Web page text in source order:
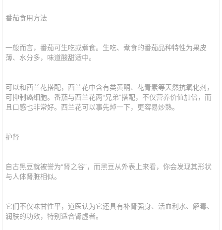
番茄食用方法
一般而言，番茄可生吃或煮食。生吃、煮食的番茄品种特性为果皮
薄、水分多，味道酸甜适中。
可以和西兰花搭配，西兰花中含有类黄酮、花青素等天然抗氧化剂，
可抑制癌细胞。番茄与西兰花两“兄弟”搭配，不仅营养价值加倍，而
且口感也非常好。西兰花可以事先焯一下，更容易炒熟。
护肾
自古黑豆就被誉为“肾之谷”，而黑豆从外表上来看，你会发现其形状
与人体肾脏相似。
它们不仅味甘性平，道医认为它还具有补肾强身、活血利水、解毒、
润肤的功效，特别适合肾虚者。